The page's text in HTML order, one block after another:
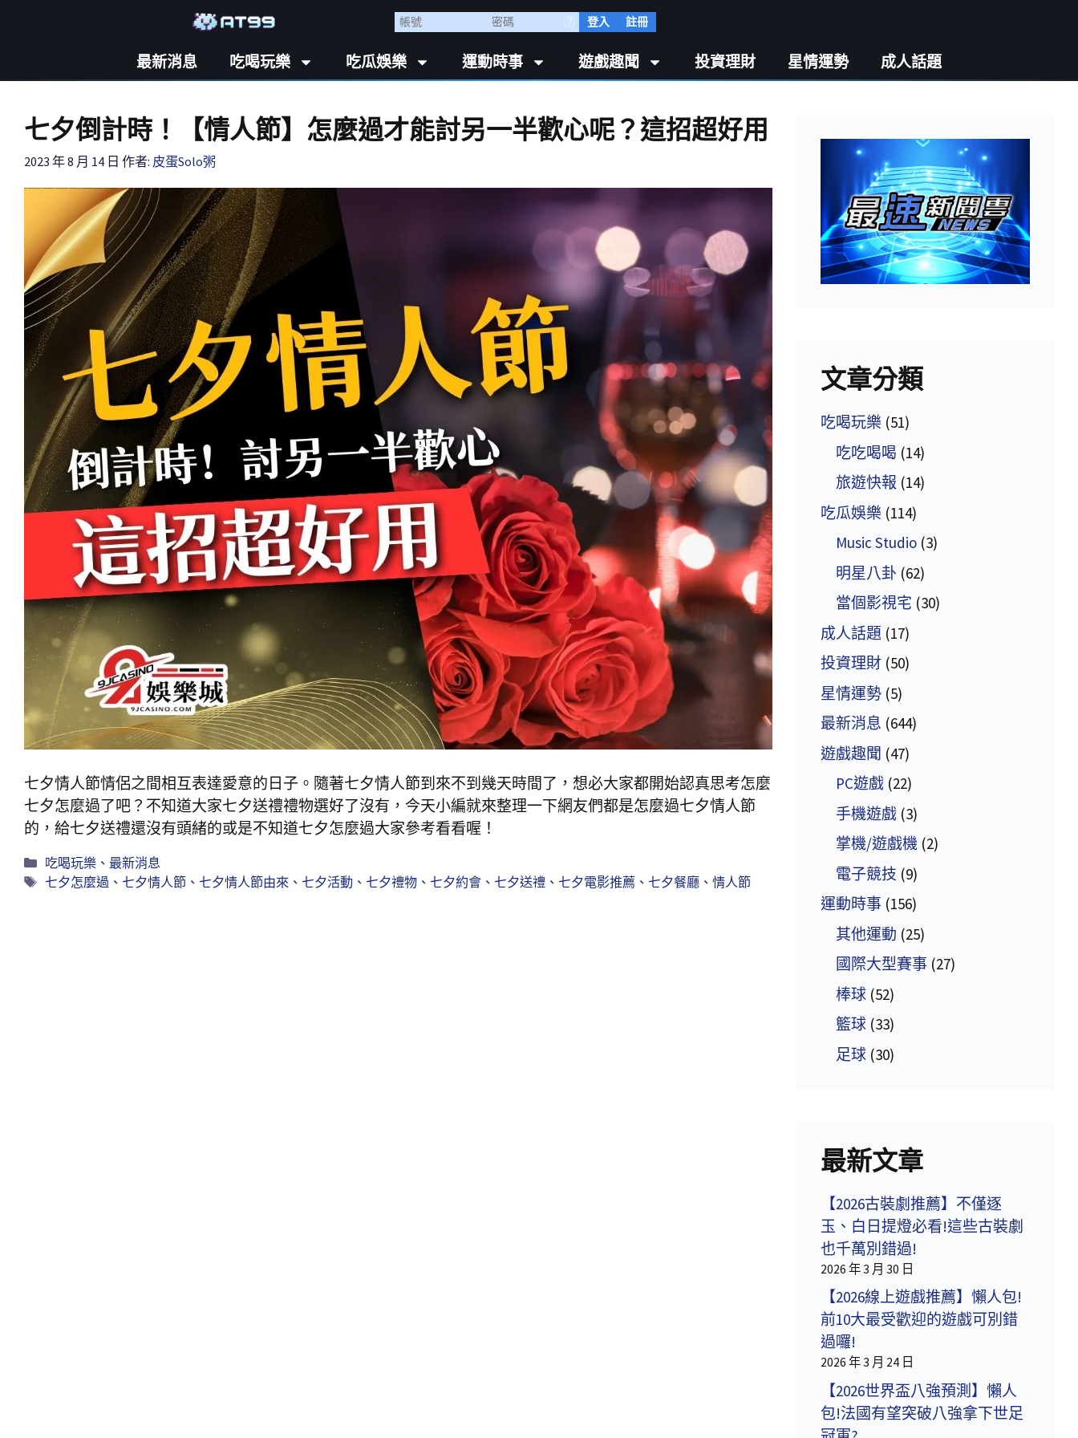
登入 註冊
最新消息 吃喝玩樂 吃瓜娛樂 運動時事 遊戲趣聞 投資理財 星情運勢 成人話題
七夕倒計時！【情人節】怎麼過才能討另一半歡心呢？這招超好用
2023 年 8 月 14 日 作者: 皮蛋Solo粥
七夕情人節情侶之間相互表達愛意的日子。隨著七夕情人節到來不到幾天時間了，想必大家都開始認真思考怎麼
七夕怎麼過了吧？不知道大家七夕送禮禮物選好了沒有，今天小編就來整理一下網友們都是怎麼過七夕情人節
的，給七夕送禮還沒有頭緒的或是不知道七夕怎麼過大家參考看看喔！
吃喝玩樂、 最新消息
七夕怎麼過、 七夕情人節、 七夕情人節由來 、 七夕活動、 七夕禮物、 七夕約會、 七夕送禮、 七夕電影推薦、 七夕餐廳、 情人節
文章分類
吃喝玩樂 (51)
吃吃喝喝 (14)
旅遊快報 (14)
吃瓜娛樂 (114)
Music Studio (3)
明星八卦 (62)
當個影視宅 (30)
成人話題 (17)
投資理財 (50)
星情運勢 (5)
最新消息 (644)
遊戲趣聞 (47)
PC遊戲 (22)
手機遊戲 (3)
掌機/遊戲機 (2)
電子競技 (9)
運動時事 (156)
其他運動 (25)
國際大型賽事 (27)
棒球 (52)
籃球 (33)
足球 (30)
最新文章
【2026古裝劇推薦】不僅逐
玉、白日提燈必看!這些古裝劇
也千萬別錯過!
2026 年 3 月 30 日
【2026線上遊戲推薦】懶人包!
前10大最受歡迎的遊戲可別錯
過囉!
2026 年 3 月 24 日
【2026世界盃八強預測】懶人
包!法國有望突破八強拿下世足